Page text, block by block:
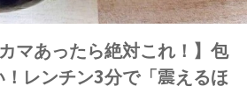
マあったら絶対これ！】包
レンチン3分で「震えるほ